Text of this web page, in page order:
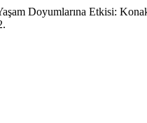
Doyumlarına Etkisi: